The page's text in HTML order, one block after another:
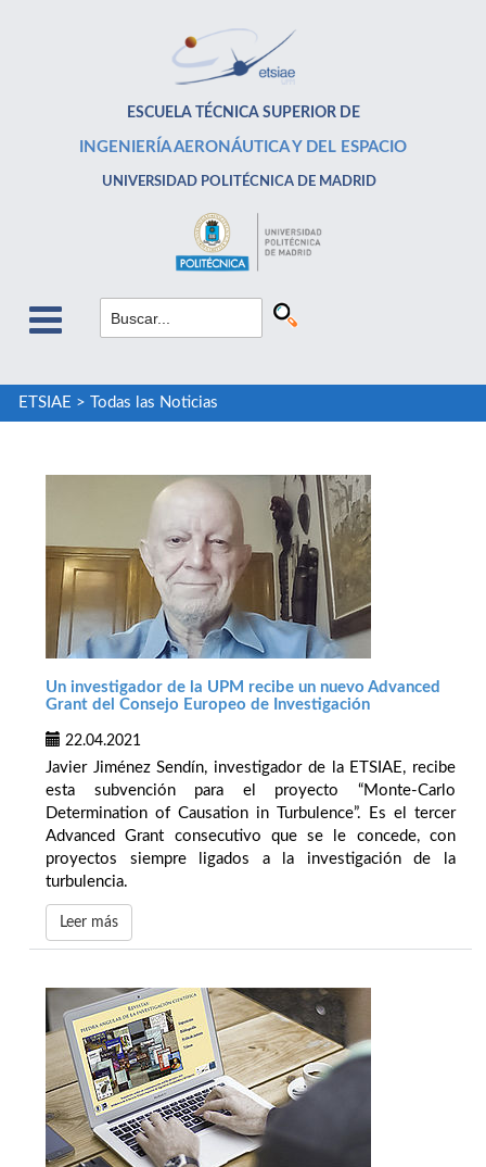
ESCUELA TÉCNICA SUPERIOR DE
INGENIERÍA AERONÁUTICA Y DEL ESPACIO
UNIVERSIDAD POLITÉCNICA DE MADRID
ETSIAE > Todas las Noticias
Un investigador de la UPM recibe un nuevo Advanced
Grant del Consejo Europeo de Investigación
22.04.2021
Javier Jiménez Sendín, investigador de la ETSIAE, recibe
esta subvención para el proyecto “Monte-Carlo
Determination of Causation in Turbulence”. Es el tercer
Advanced Grant consecutivo que se le concede, con
proyectos siempre ligados a la investigación de la
turbulencia.
Leer más